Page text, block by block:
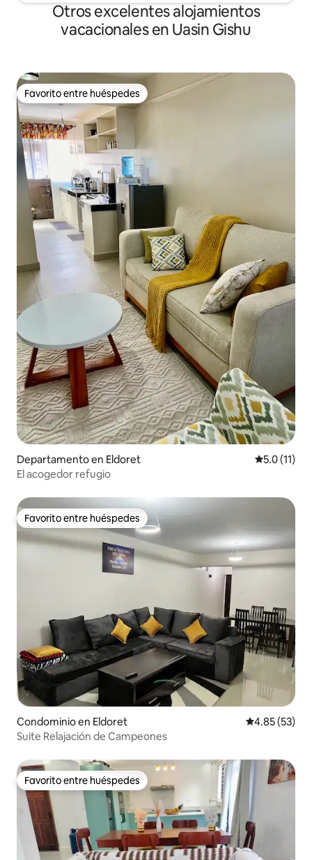
Otros excelentes alojamientos
vacacionales en Uasin Gishu
Favorito entre huéspedes
Favorito entre huéspedes
Departamento en Eldoret Calificación
5.0 (11)
El acogedor refugio
Favorito entre huéspedes
Favorito entre huéspedes
Condominio en Eldoret Calificación
4.85 (53)
Suite Relajación de Campeones
Favorito entre huéspedes
Favorito entre huéspedes